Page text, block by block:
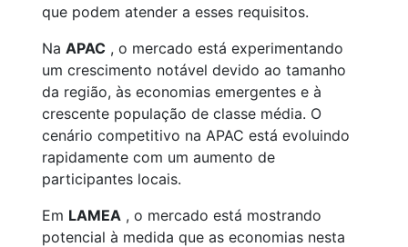
que podem atender a esses requisitos.
Na APAC , o mercado está experimentando
um crescimento notável devido ao tamanho
da região, às economias emergentes e à
crescente população de classe média. O
cenário competitivo na APAC está evoluindo
rapidamente com um aumento de
participantes locais.
Em LAMEA , o mercado está mostrando
potencial à medida que as economias nesta